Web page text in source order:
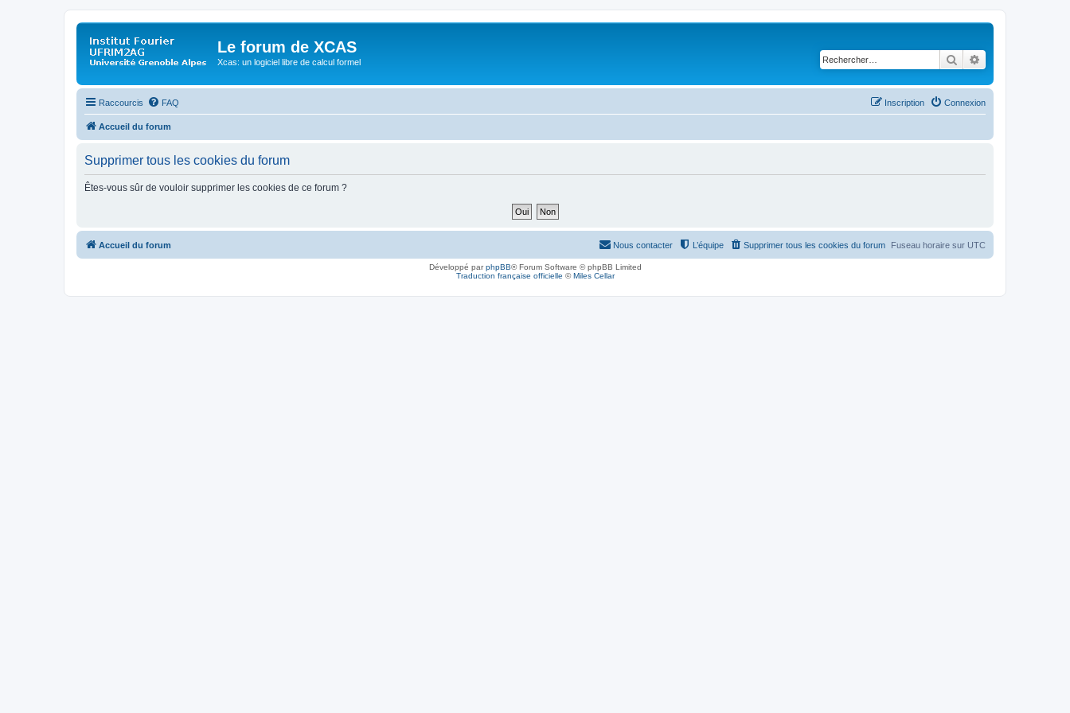
Le forum de XCAS
Xcas: un logiciel libre de calcul formel Rechercher
Raccourcis FAQ Connexion
Inscription
Accueil du forum
Supprimer tous les cookies du forum
Êtes-vous sûr de vouloir supprimer les cookies de ce forum ?
Accueil du forum Fuseau horaire sur UTC
Supprimer tous les cookies du forum
L’équipe
Nous contacter
Développé parphpBB® Forum Software © phpBB Limited
Traduction française officielle ©Miles Cellar